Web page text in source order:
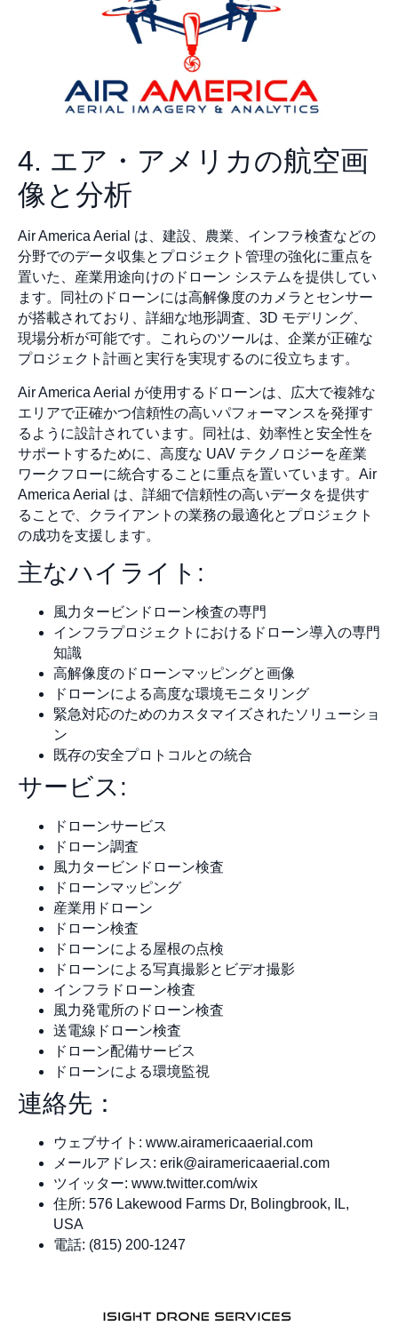
4. エア・アメリカの航空画
像と分析
Air America Aerial は、建設、農業、インフラ検査などの
分野でのデータ収集とプロジェクト管理の強化に重点を
置いた、産業用途向けのドローン システムを提供してい
ます。同社のドローンには高解像度のカメラとセンサー
が搭載されており、詳細な地形調査、3D モデリング、
現場分析が可能です。これらのツールは、企業が正確な
プロジェクト計画と実行を実現するのに役立ちます。
Air America Aerial が使用するドローンは、広大で複雑な
エリアで正確かつ信頼性の高いパフォーマンスを発揮す
るように設計されています。同社は、効率性と安全性を
サポートするために、高度な UAV テクノロジーを産業
ワークフローに統合することに重点を置いています。Air
America Aerial は、詳細で信頼性の高いデータを提供す
ることで、クライアントの業務の最適化とプロジェクト
の成功を支援します。
主なハイライト:
風力タービンドローン検査の専門
インフラプロジェクトにおけるドローン導入の専門
知識
高解像度のドローンマッピングと画像
ドローンによる高度な環境モニタリング
緊急対応のためのカスタマイズされたソリューショ
ン
既存の安全プロトコルとの統合
サービス:
ドローンサービス
ドローン調査
風力タービンドローン検査
ドローンマッピング
産業用ドローン
ドローン検査
ドローンによる屋根の点検
ドローンによる写真撮影とビデオ撮影
インフラドローン検査
風力発電所のドローン検査
送電線ドローン検査
ドローン配備サービス
ドローンによる環境監視
連絡先：
ウェブサイト: www.airamericaaerial.com
メールアドレス: erik@airamericaaerial.com
ツイッター: www.twitter.com/wix
住所: 576 Lakewood Farms Dr, Bolingbrook, IL,
USA
電話: (815) 200-1247